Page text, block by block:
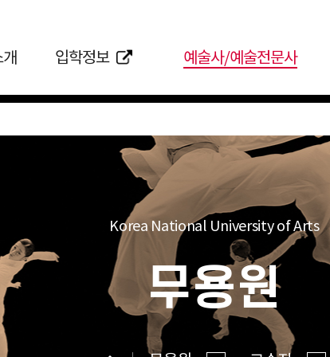
입학정보 예술사/예술전문사
Korea National University of Arts
무용원